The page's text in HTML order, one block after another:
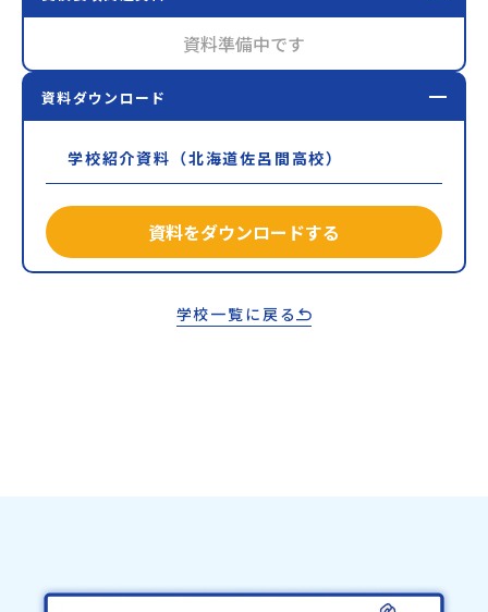
資料準備中です
資料ダウンロード
学校紹介資料（北海道佐呂間高校）
資料をダウンロードする
学校一覧に戻る